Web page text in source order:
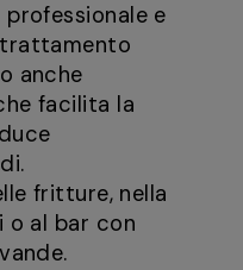
e
anche
facilita la
fritture, nella
o al bar con